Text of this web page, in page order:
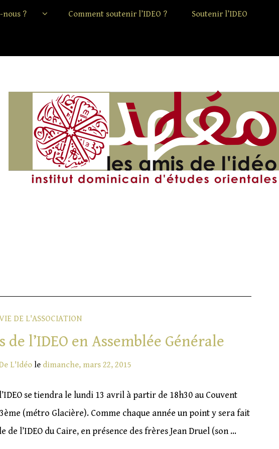
nous ? Comment soutenir l’IDEO ? Soutenir l’IDEO
DE L'ASSOCIATION
l’IDEO en Assemblée Générale
L'Idéo le dimanche, mars 22, 2015
se tiendra le lundi 13 avril à partir de 18h30 au Couvent
(métro Glacière). Comme chaque année un point y sera fait
de l’IDEO du Caire, en présence des frères Jean Druel (son …